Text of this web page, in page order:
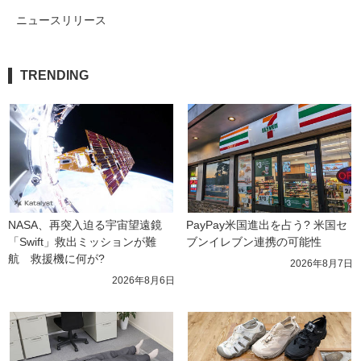
ニュースリリース
TRENDING
NASA、再突入迫る宇宙望遠鏡
「Swift」救出ミッションが難
航　救援機に何が?
2026年8月6日
PayPay米国進出を占う? 米国セ
ブンイレブン連携の可能性
2026年8月7日